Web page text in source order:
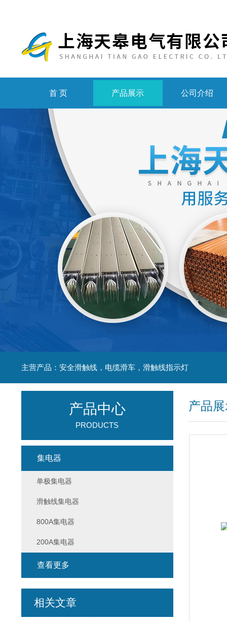
首 页 产品展示 公司介绍
主营产品：安全滑触线，电缆滑车，滑触线指示灯
产品
产品中心
PRODUCTS
集电器
单极集电器
滑触线集电器
800A集电器
200A集电器
查看更多
相关文章